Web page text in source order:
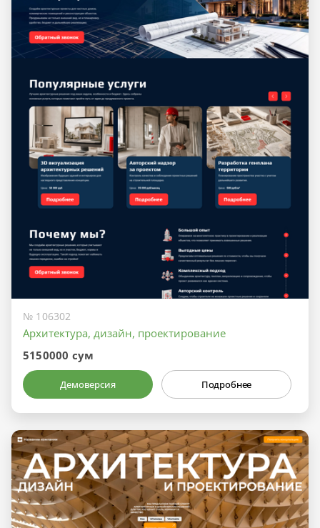
№ 106302
Архитектура, дизайн, проектирование
5150000 сум
Демоверсия Подробнее